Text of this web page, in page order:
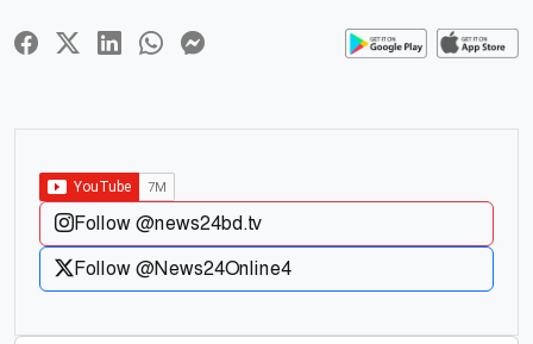
Follow @news24bd.tv
Follow @News24Online4